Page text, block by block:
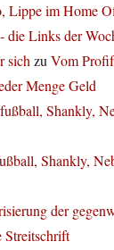
Lippe im Home
die Links der
sichzuVom
Menge Geld
Shankly,
Shankly,
der
Streitschrift